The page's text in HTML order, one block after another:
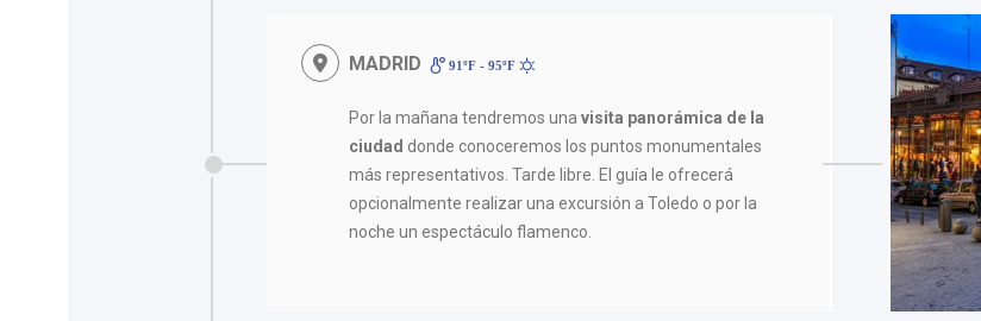
MADRID 91ºF - 95ºF
Por la mañana tendremos unavisita panorámica de la
ciudad donde conoceremos los puntos monumentales
más representativos. Tarde libre. El guía le ofrecerá
opcionalmente realizar una excursión a Toledo o por la
noche un espectáculo flamenco.